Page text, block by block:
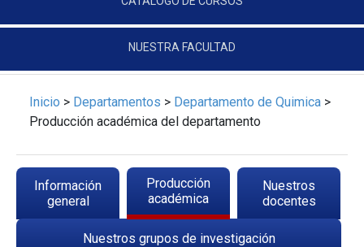
NUESTRA FACULTAD
Inicio > Departamentos > Departamento de Quimica >
Producción académica del departamento
Solapas principales
Información
general
Producción
académica
(solapa activa)
Nuestros
docentes
Nuestros grupos de investigación